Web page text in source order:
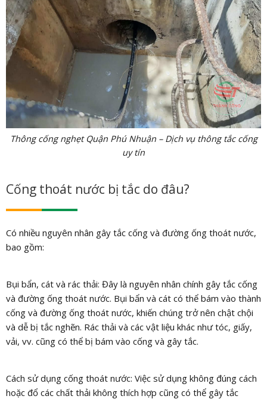
Thông cống nghẹt Quận Phú Nhuận – Dịch vụ thông tắc cống
uy tín
Cống thoát nước bị tắc do đâu?
Có nhiều nguyên nhân gây tắc cống và đường ống thoát nước,
bao gồm:
Bụi bẩn, cát và rác thải: Đây là nguyên nhân chính gây tắc cống
và đường ống thoát nước. Bụi bẩn và cát có thể bám vào thành
cống và đường ống thoát nước, khiến chúng trở nên chật chội
và dễ bị tắc nghẽn. Rác thải và các vật liệu khác như tóc, giấy,
vải, vv. cũng có thể bị bám vào cống và gây tắc.
Cách sử dụng cống thoát nước: Việc sử dụng không đúng cách
hoặc đổ các chất thải không thích hợp cũng có thể gây tắc